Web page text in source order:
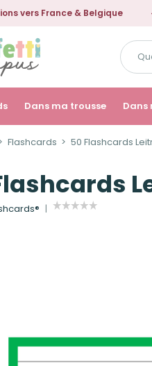
vers France & Belgique
Que
vous
?
Dans ma trousse Dans
Flashcards 50 Flashcards